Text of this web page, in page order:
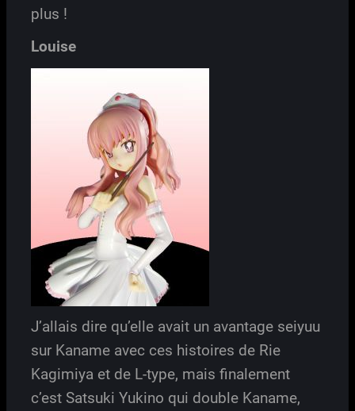
plus !
Louise
J’allais dire qu’elle avait un avantage seiyuu
sur Kaname avec ces histoires de Rie
Kagimiya et de L-type, mais finalement
c’est Satsuki Yukino qui double Kaname,